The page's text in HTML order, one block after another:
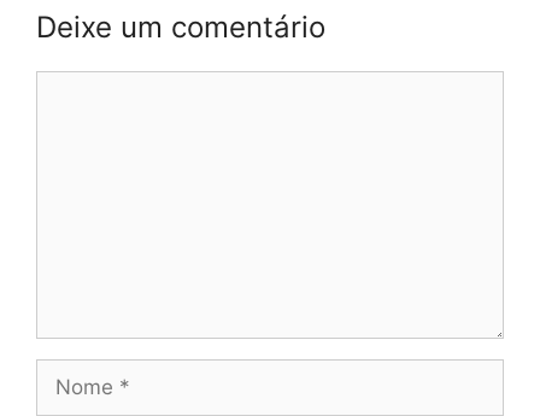
Deixe um comentário